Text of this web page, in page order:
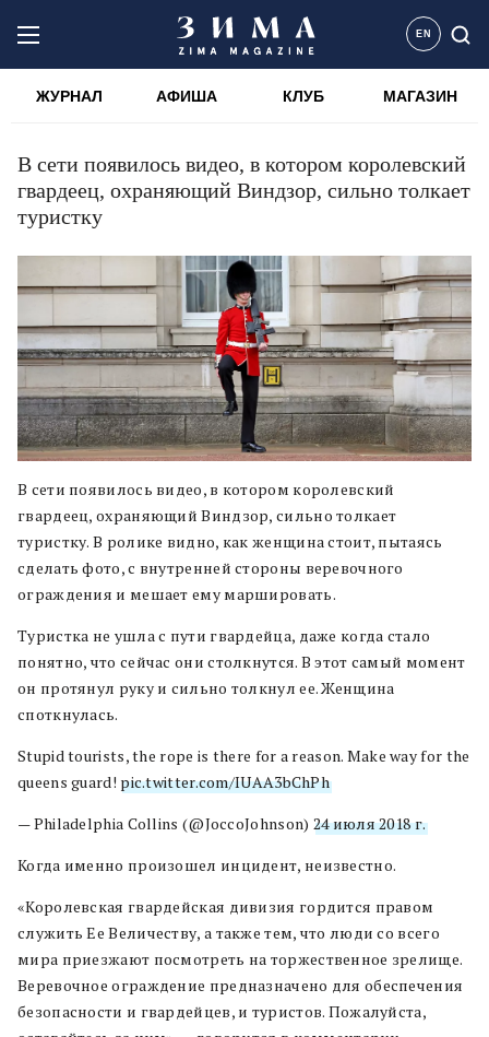
EN
ЖУРНАЛ АФИША КЛУБ МАГАЗИН
В сети появилось видео, в котором королевский
гвардеец, охраняющий Виндзор, сильно толкает
туристку
В сети появилось видео, в котором королевский
гвардеец, охраняющий Виндзор, сильно толкает
туристку. В ролике видно, как женщина стоит, пытаясь
сделать фото, с внутренней стороны веревочного
ограждения и мешает ему маршировать.
Туристка не ушла с пути гвардейца, даже когда стало
понятно, что сейчас они столкнутся. В этот самый момент
он протянул руку и сильно толкнул ее. Женщина
споткнулась.
Stupid tourists, the rope is there for a reason. Make way for the
queens guard! pic.twitter.com/IUAA3bChPh
— Philadelphia Collins (@JoccoJohnson) 24 июля 2018 г.
Когда именно произошел инцидент, неизвестно.
«Королевская гвардейская дивизия гордится правом
служить Ее Величеству, а также тем, что люди со всего
мира приезжают посмотреть на торжественное зрелище.
Веревочное ограждение предназначено для обеспечения
безопасности и гвардейцев, и туристов. Пожалуйста,